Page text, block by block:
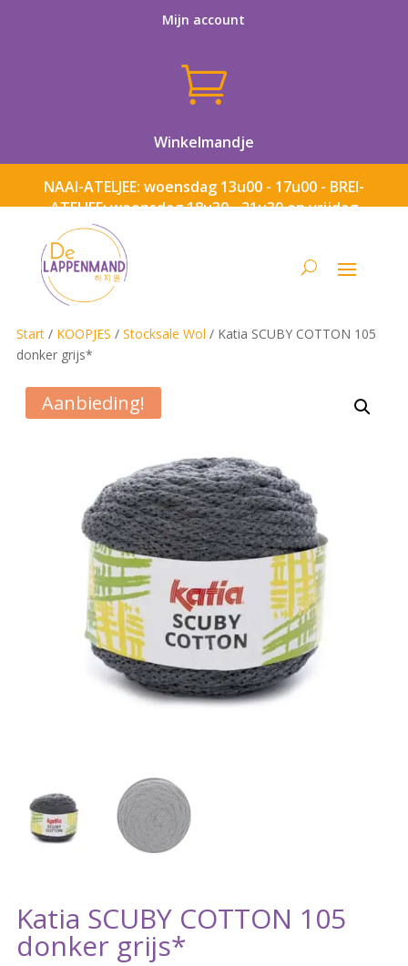
Mijn account

Winkelmandje
NAAI-ATELJEE: woensdag 13u00 - 17u00 - BREI-
ATELJEE: woensdag 18u30 - 21u30 en vrijdag
Start/ KOOPJES / Stocksale Wol / Katia SCUBY COTTON 105
donker grijs*
Aanbieding!
Katia SCUBY COTTON 105
donker grijs*